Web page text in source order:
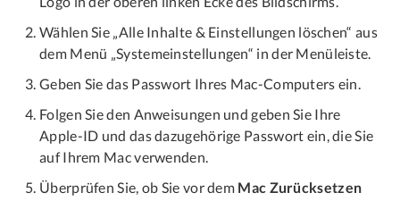
Wählen Sie „Alle Inhalte & Einstellungen löschen“ aus
dem Menü „Systemeinstellungen“ in der Menüleiste.
Geben Sie das Passwort Ihres Mac-Computers ein.
Folgen Sie den Anweisungen und geben Sie Ihre
Apple-ID und das dazugehörige Passwort ein, die Sie
auf Ihrem Mac verwenden.
Überprüfen Sie, ob Sie vor dem Mac Zurücksetzen